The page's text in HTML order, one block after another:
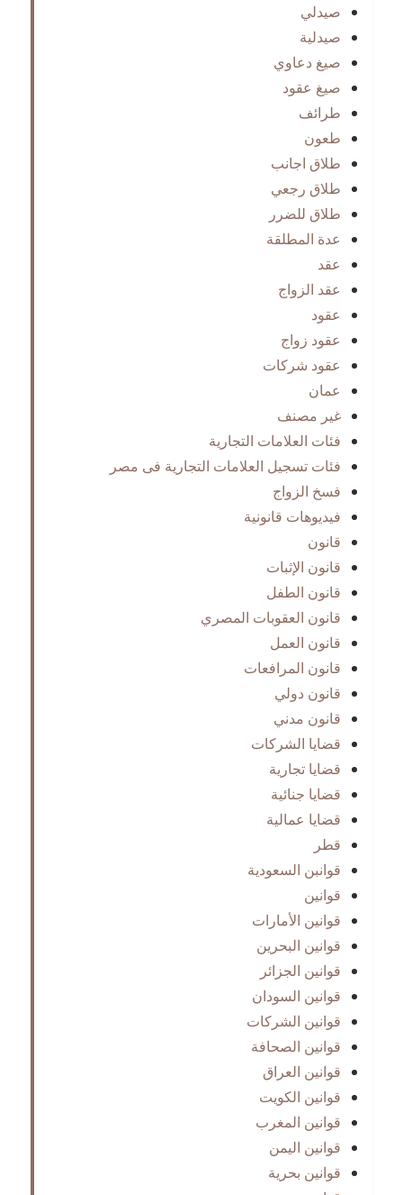
صيدلي
صيدلية
صيغ دعاوي
صيغ عقود
طرائف
طعون
طلاق اجانب
طلاق رجعي
طلاق للضرر
عدة المطلقة
عقد
عقد الزواج
عقود
عقود زواج
عقود شركات
عمان
غير مصنف
فئات العلامات التجارية
فئات تسجيل العلامات التجارية فى مصر
فسخ الزواج
فيديوهات قانونية
قانون
قانون الإثبات
قانون الطفل
قانون العقوبات المصري
قانون العمل
قانون المرافعات
قانون دولي
قانون مدني
قضايا الشركات
قضايا تجارية
قضايا جنائية
قضايا عمالية
قطر
قوانبن السعودية
قوانين
قوانين الأمارات
قوانين البحرين
قوانين الجزائر
قوانين السودان
قوانين الشركات
قوانين الصحافة
قوانين العراق
قوانين الكويت
قوانين المغرب
قوانين اليمن
قوانين بحرية